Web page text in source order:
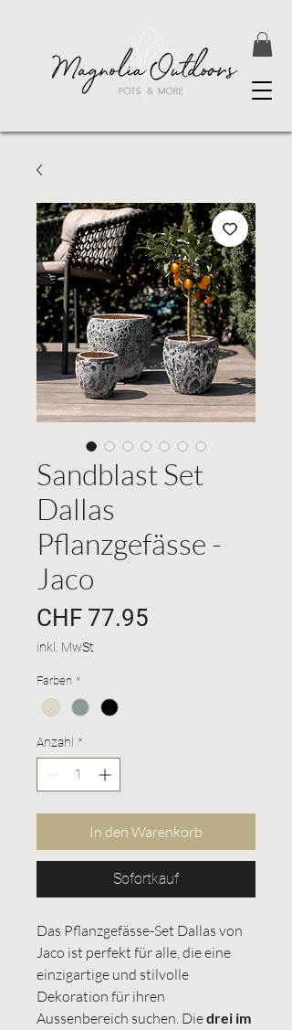
Sandblast Set
Dallas
Pflanzgefässe -
Jaco
CHF 77.95
inkl. MwSt
Farben *
Anzahl *
In den Warenkorb
Sofortkauf
Das Pflanzgefässe-Set Dallas von
Jaco ist perfekt für alle, die eine
einzigartige und stilvolle
Dekoration für ihren
Aussenbereich suchen. Diedrei im